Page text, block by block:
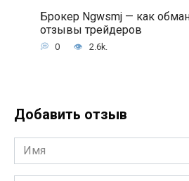
Брокер Ngwsmj — как
отзывы трейдеров
0 2.6k.
Добавить отзыв
Имя
*